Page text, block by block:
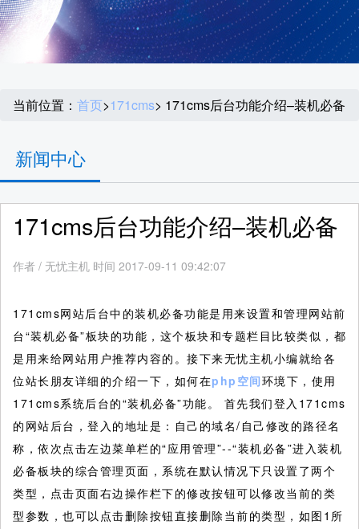
当前位置： 首页>171cms> 171cms后台功能介绍–装机必备
新闻中心
171cms后台功能介绍–装机必备
作者 / 无忧主机 时间 2017-09-11 09:42:07
171cms网站后台中的装机必备功能是用来设置和管理网站前
台“装机必备”板块的功能，这个板块和专题栏目比较类似，都
是用来给网站用户推荐内容的。接下来无忧主机小编就给各
位站长朋友详细的介绍一下，如何在php空间环境下，使用
171cms系统后台的“装机必备”功能。 首先我们登入171cms
的网站后台，登入的地址是：自己的域名/自己修改的路径名
称，依次点击左边菜单栏的“应用管理”--“装机必备”进入装机
必备板块的综合管理页面，系统在默认情况下只设置了两个
类型，点击页面右边操作栏下的修改按钮可以修改当前的类
型参数，也可以点击删除按钮直接删除当前的类型，如图1所